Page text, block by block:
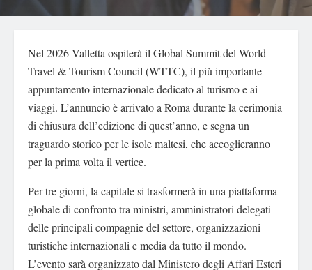
Nel 2026 Valletta ospiterà il Global Summit del World
Travel & Tourism Council (WTTC), il più importante
appuntamento internazionale dedicato al turismo e ai
viaggi. L’annuncio è arrivato a Roma durante la cerimonia
di chiusura dell’edizione di quest’anno, e segna un
traguardo storico per le isole maltesi, che accoglieranno
per la prima volta il vertice.
Per tre giorni, la capitale si trasformerà in una piattaforma
globale di confronto tra ministri, amministratori delegati
delle principali compagnie del settore, organizzazioni
turistiche internazionali e media da tutto il mondo.
L’evento sarà organizzato dal Ministero degli Affari Esteri